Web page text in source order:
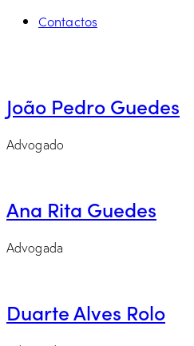
Contactos
João Pedro Guedes
Advogado
Ana Rita Guedes
Advogada
Duarte Alves Rolo